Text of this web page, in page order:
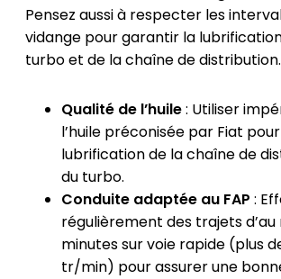
Pensez aussi à respecter les
vidange pour garantir la
turbo et de la chaîne de distribution.
Qualité de l’huile: Utiliser
l’huile préconisée par Fiat
lubrification de la chaîne de
du turbo.
Conduite adaptée au FAP :
régulièrement des trajets
minutes sur voie rapide (plus
tr/min) pour assurer une